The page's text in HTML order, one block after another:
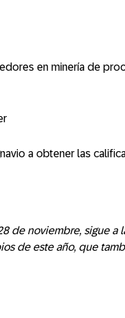
en minería de
a obtener las
de noviembre, sigue a
de este año, que